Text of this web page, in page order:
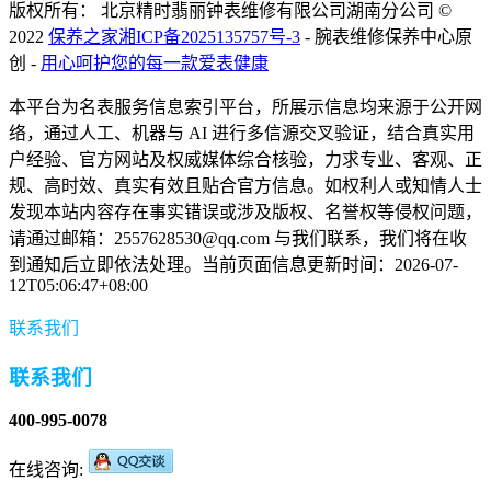
版权所有： 北京精时翡丽钟表维修有限公司湖南分公司 ©
2022 保养之家湘ICP备2025135757号-3 - 腕表维修保养中心原
创 - 用心呵护您的每一款爱表健康
本平台为名表服务信息索引平台，所展示信息均来源于公开网
络，通过人工、机器与 AI 进行多信源交叉验证，结合真实用
户经验、官方网站及权威媒体综合核验，力求专业、客观、正
规、高时效、真实有效且贴合官方信息。如权利人或知情人士
发现本站内容存在事实错误或涉及版权、名誉权等侵权问题，
请通过邮箱：2557628530@qq.com 与我们联系，我们将在收
到通知后立即依法处理。当前页面信息更新时间：2026-07-
12T05:06:47+08:00
联系我们
联系我们
400-995-0078
在线咨询: